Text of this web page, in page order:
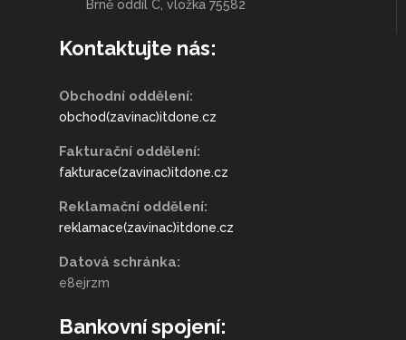
Brně oddíl C, vložka 75582
Kontaktujte nás:
Obchodní oddělení:
obchod(zavinac)itdone.cz
Fakturační oddělení:
fakturace(zavinac)itdone.cz
Reklamační oddělení:
reklamace(zavinac)itdone.cz
Datová schránka:
e8ejrzm
Bankovní spojení: